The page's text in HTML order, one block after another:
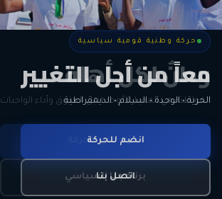
حركة وطنية قومية سياسية
وطنٌ لكل أهله
المواطنة هي المعيار الأوحد لنيل الحقوق وأداء الواجبات
تعرّف على الحركة
برنامجنا السياسي
حركة وطنية قومية سياسية
معاً من أجل التغيير
الحرية • الوحدة • السلام • الديمقراطية
انضم للحركة
اتصل بنا